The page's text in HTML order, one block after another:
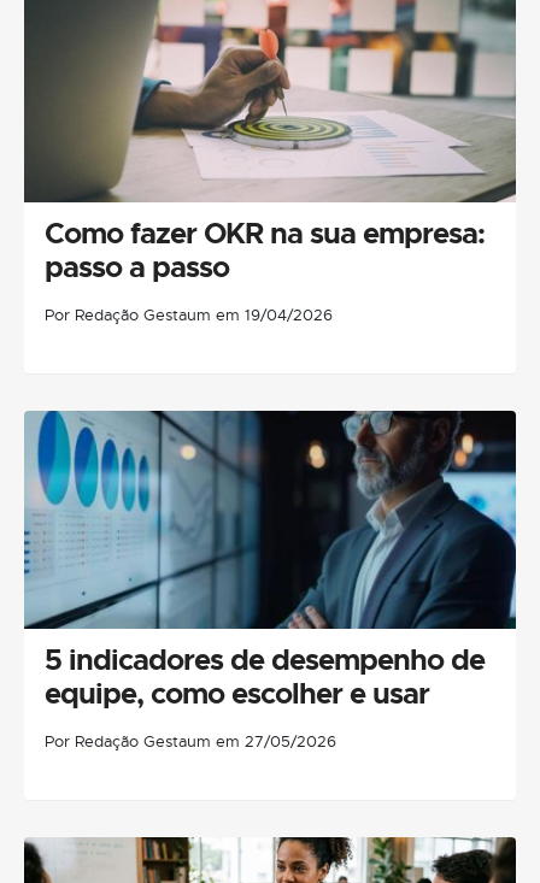
Como fazer OKR na sua empresa:
passo a passo
Por Redação Gestaum em 19/04/2026
5 indicadores de desempenho de
equipe, como escolher e usar
Por Redação Gestaum em 27/05/2026